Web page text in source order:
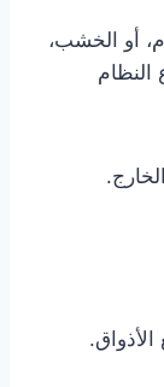
أو الخشب،
النظام